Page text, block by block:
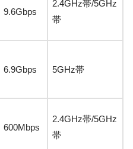
9.6Gbps
2.4GHz帯/5GHz
帯
6.9Gbps 5GHz帯
600Mbps
2.4GHz帯/5GHz
帯